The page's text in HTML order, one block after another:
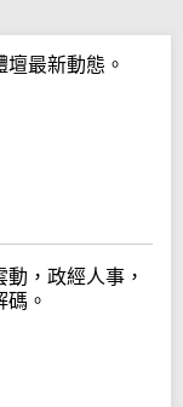
最新動態。
，政經人事，
。